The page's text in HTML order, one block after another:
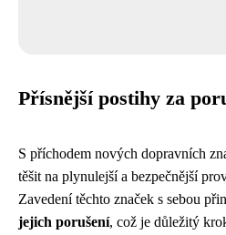
Přísnější postihy za
S příchodem nových dopravních
těšit na plynulejší a bezpečnější
Zavedení těchto značek s sebou
jejich porušení, což je důležitý